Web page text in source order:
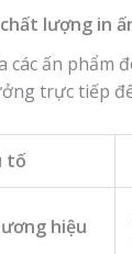
lượng in
các ấn phẩm
trực tiếp
tố
hiệu